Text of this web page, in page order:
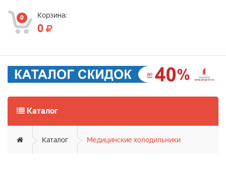
0 Корзина:
0
Каталог
Каталог Медицинские холодильники